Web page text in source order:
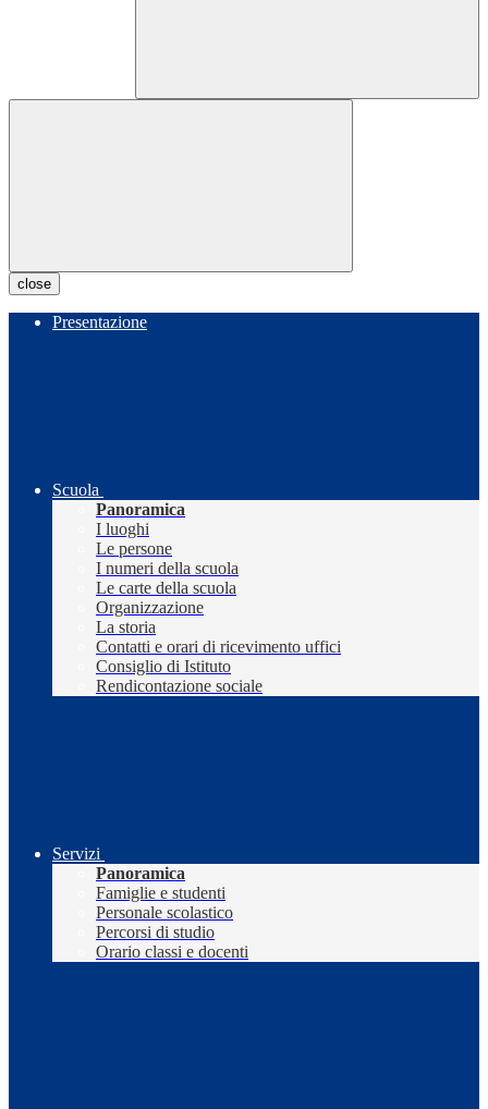
close
Presentazione
Scuola
Panoramica
I luoghi
Le persone
I numeri della scuola
Le carte della scuola
Organizzazione
La storia
Contatti e orari di ricevimento uffici
Consiglio di Istituto
Rendicontazione sociale
Servizi
Panoramica
Famiglie e studenti
Personale scolastico
Percorsi di studio
Orario classi e docenti